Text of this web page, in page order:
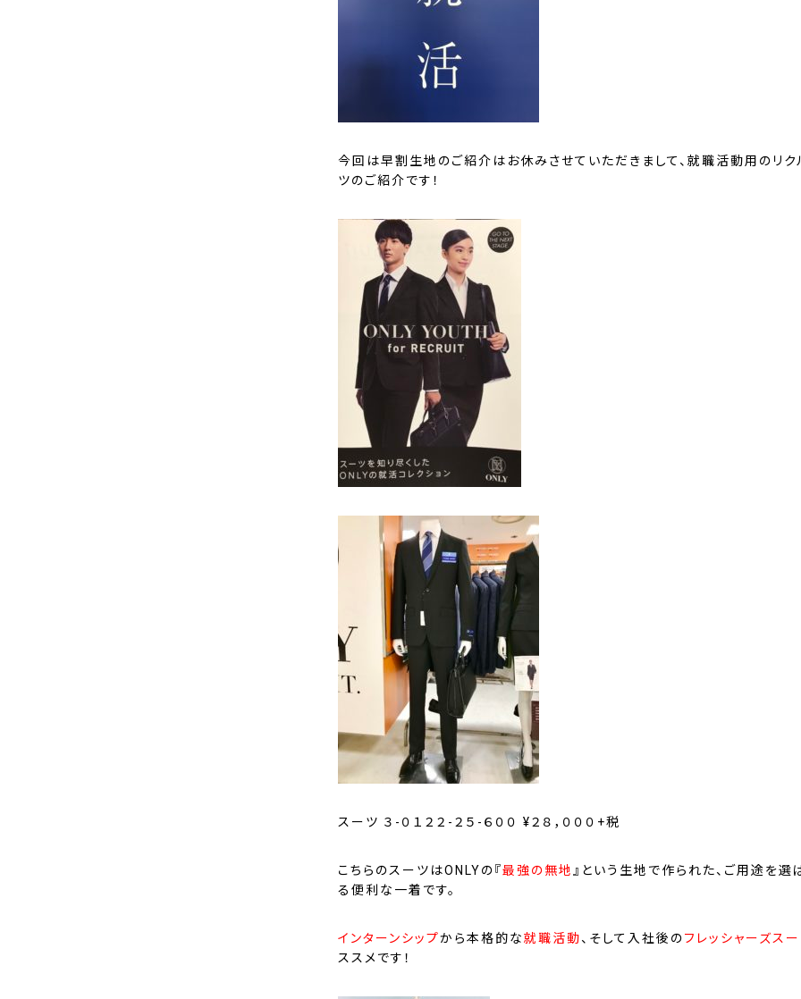
今回は早割生地のご紹介はお休みさせていただきまして、就職活動用のリク
ツのご紹介です！
スーツ ３-０１２２-２５-６００ ¥２８，０００+税
こちらのスーツはONLYの『最強の無地 』という生地で作られた、ご用途を選
る便利な一着です。
インターンシップから本格的な就職活動、そして入社後のフレッシャーズス
ススメです！